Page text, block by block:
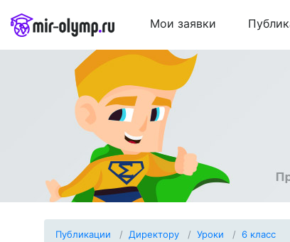
Мои заявки
Публикации Директору Уроки 6 класс